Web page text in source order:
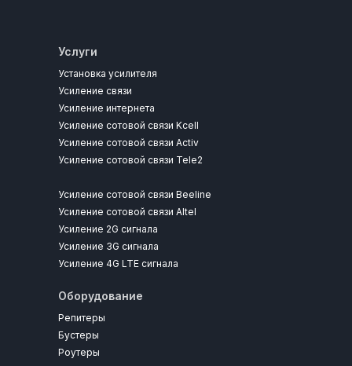
Услуги
Оборудование
Установка усилителя
Репитеры
Бустеры
Роутеры
Усиление связи
Усиление интернета
Усиление сотовой связи Kcell
Усиление сотовой связи Activ
Усиление сотовой связи Tele2
Усиление сотовой связи Beeline
Усиление сотовой связи Altel
Усиление 2G сигнала
Усиление 3G сигнала
Усиление 4G LTE сигнала